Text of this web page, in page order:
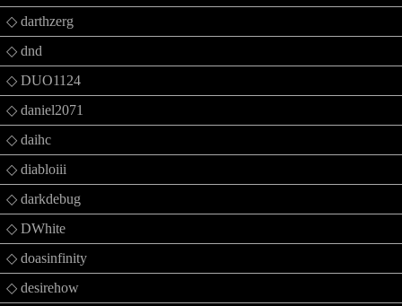
◇ darthzerg
◇ dnd
◇ DUO1124
◇ daniel2071
◇ daihc
◇ diabloiii
◇ darkdebug
◇ DWhite
◇ doasinfinity
◇ desirehow